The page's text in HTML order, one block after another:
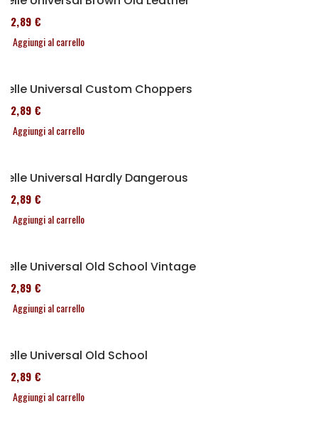
152,89 €
Aggiungi al carrello
Selle Universal Custom Choppers
152,89 €
Aggiungi al carrello
Selle Universal Hardly Dangerous
152,89 €
Aggiungi al carrello
Selle Universal Old School Vintage
152,89 €
Aggiungi al carrello
Selle Universal Old School
152,89 €
Aggiungi al carrello